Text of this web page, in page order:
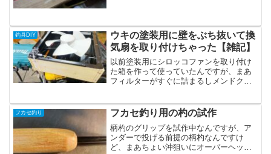
と考えていたんですが、と...
釣具DIY
ウキの塗装用に壁をぶち抜いて換
気扇を取り付けちゃった【雑記】
以前塗装用にシロッコファンを取り付け
た箱を作って使っていたんですが、まあ
フィルターがすぐに詰まるしメンドクセ
Amazonで5000円くらいで買った30cmの
換気扇。換気扇を...
フカセ釣り フカセ釣り用の杓の試作
柄杓のグリップを試作中なんですが、ア
ンダーで投げる前提の柄杓なんですけ
ど、まあちょい沖狙いにオーバーヘッド